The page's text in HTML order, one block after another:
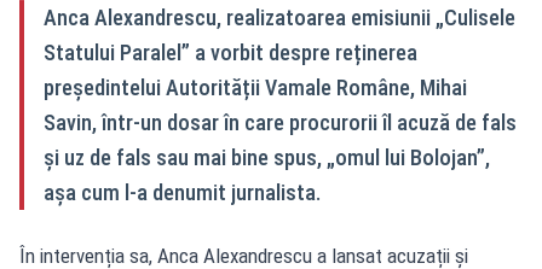
Anca Alexandrescu, realizatoarea emisiunii „Culisele
Statului Paralel” a vorbit despre reținerea
președintelui Autorității Vamale Române, Mihai
Savin, într-un dosar în care procurorii îl acuză de fals
și uz de fals sau mai bine spus, „omul lui Bolojan”,
așa cum l-a denumit jurnalista.
În intervenția sa, Anca Alexandrescu a lansat acuzații și